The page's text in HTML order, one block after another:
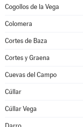
Cogollos de la Vega
Colomera
Cortes de Baza
Cortes y Graena
Cuevas del Campo
Cúllar
Cúllar Vega